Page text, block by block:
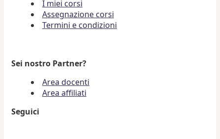
I miei corsi
Assegnazione corsi
Termini e condizioni
Sei nostro Partner?
Area docenti
Area affiliati
Seguici